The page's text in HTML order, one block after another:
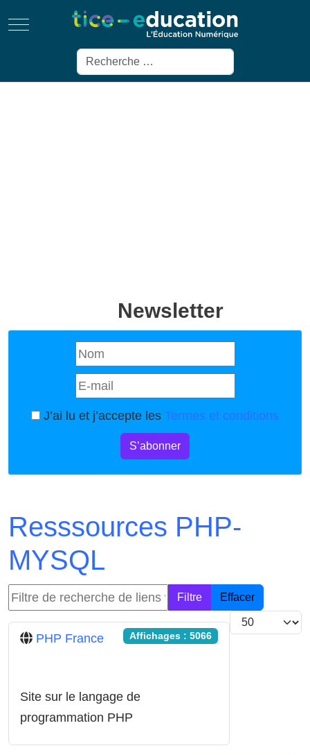
Mobile Menu Toggle
Rechercher
Newsletter
J’ai lu et j’accepte les Termes et conditions
S’abonner
Resssources PHP-
MYSQL
Filtre de recherche de liens webFiltre Effacer
Afficher #
PHP France
Affichages : 5066
Site sur le langage de
programmation PHP